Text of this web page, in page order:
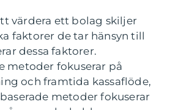
värdera ett bolag skiljer
faktorer de tar hänsyn till
dessa faktorer.
metoder fokuserar på
och framtida kassaflöde,
metoder fokuserar